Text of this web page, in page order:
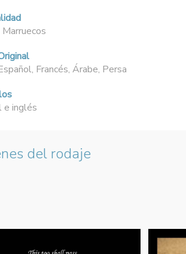
Marruecos
Francés, Árabe, Persa
e inglés
del rodaje